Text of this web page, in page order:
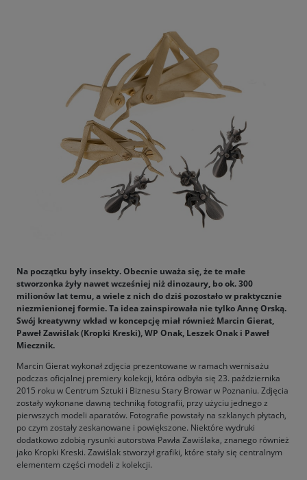
Na początku były insekty. Obecnie uważa się, że te małe
stworzonka żyły nawet wcześniej niż dinozaury, bo ok. 300
milionów lat temu, a wiele z nich do dziś pozostało w praktycznie
niezmienionej formie. Ta idea zainspirowała nie tylko Annę Orską.
Swój kreatywny wkład w koncepcję miał również Marcin Gierat,
Paweł Zawiślak (Kropki Kreski), WP Onak, Leszek Onak i Paweł
Miecznik.
Marcin Gierat wykonał zdjęcia prezentowane w ramach wernisażu
podczas oficjalnej premiery kolekcji, która odbyła się 23. października
2015 roku w Centrum Sztuki i Biznesu Stary Browar w Poznaniu. Zdjęcia
zostały wykonane dawną techniką fotografii, przy użyciu jednego z
pierwszych modeli aparatów. Fotografie powstały na szklanych płytach,
po czym zostały zeskanowane i powiększone. Niektóre wydruki
dodatkowo zdobią rysunki autorstwa Pawła Zawiślaka, znanego również
jako Kropki Kreski. Zawiślak stworzył grafiki, które stały się centralnym
elementem części modeli z kolekcji.